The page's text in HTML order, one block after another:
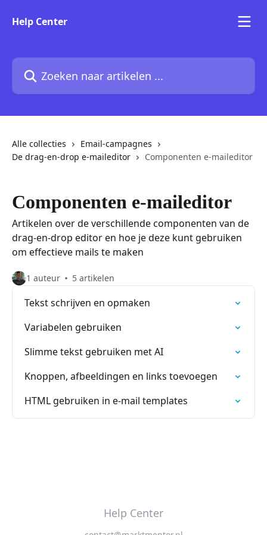
Help Center
Zoeken naar artikelen ...
Alle collecties
Email-campagnes
De drag-en-drop e-maileditor
Componenten e-maileditor
Componenten e-maileditor
Artikelen over de verschillende componenten van de
drag-en-drop editor en hoe je deze kunt gebruiken
om effectieve mails te maken
1 auteur 5 artikelen
Tekst schrijven en opmaken
Variabelen gebruiken
Slimme tekst gebruiken met AI
Knoppen, afbeeldingen en links toevoegen
HTML gebruiken in e-mail templates
Help Center